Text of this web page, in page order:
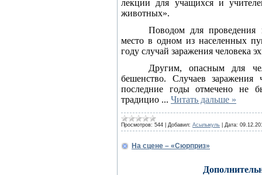
лекции для учащихся и
животных».
Поводом для проведения
место в одном из населенных
году случай заражения человека
Другим, опасным для
бешенство. Случаев
последние годы отмечено не
традицио ... Читать дальше »
Просмотров: 544 Добавил: Асылыкуль Дата:
На сцене – «Сюрприз»